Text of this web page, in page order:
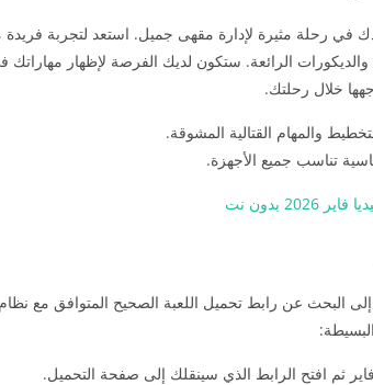
في رحلة مثيرة لإدارة مقهى جميل. استعد لتجربة
الرائعة. ستكون لديك الفرصة لإظهار مهاراتك
خلال رحلتك.
والمهام القتالية المشوقة.
تناسب جميع الأجهزة.
إلى البحث عن رابط تحميل اللعبة الصحيح المتوافق مع نظام
ثم افتح الرابط الذي سينقلك إلى صفحة التحميل.